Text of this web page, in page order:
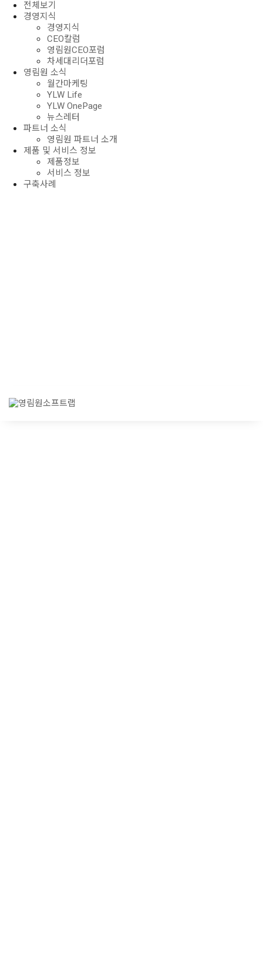
전체보기
경영지식
경영지식
CEO칼럼
영림원CEO포럼
차세대리더포럼
영림원 소식
월간마케팅
YLW Life
YLW OnePage
뉴스레터
파트너 소식
영림원 파트너 소개
제품 및 서비스 정보
제품정보
서비스 정보
구축사례